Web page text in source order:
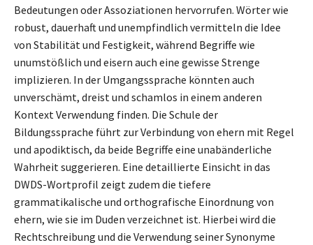
Bedeutungen oder Assoziationen hervorrufen. Wörter wie
robust, dauerhaft und unempfindlich vermitteln die Idee
von Stabilität und Festigkeit, während Begriffe wie
unumstößlich und eisern auch eine gewisse Strenge
implizieren. In der Umgangssprache könnten auch
unverschämt, dreist und schamlos in einem anderen
Kontext Verwendung finden. Die Schule der
Bildungssprache führt zur Verbindung von ehern mit Regel
und apodiktisch, da beide Begriffe eine unabänderliche
Wahrheit suggerieren. Eine detaillierte Einsicht in das
DWDS-Wortprofil zeigt zudem die tiefere
grammatikalische und orthografische Einordnung von
ehern, wie sie im Duden verzeichnet ist. Hierbei wird die
Rechtschreibung und die Verwendung seiner Synonyme